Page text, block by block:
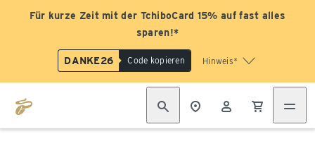
Für kurze Zeit mit der TchiboCard 15% auf fast alles
sparen!*
DANKE26 Code kopieren Hinweis*